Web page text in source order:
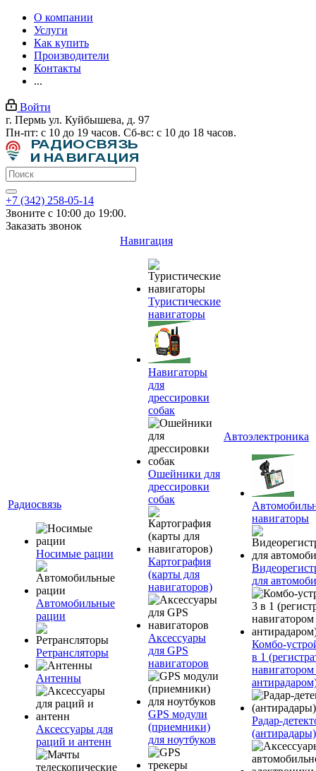
О компании
Услуги
Как купить
Производители
Контакты
...
Войти
г. Пермь ул. Куйбышева, д. 97
Пн-пт: с 10 до 19 часов. Сб-вс: с 10 до 18 часов.
+7 (342) 258-05-14
Звоните с 10:00 до 19:00.
Заказать звонок
Радиосвязь
Носимые рации
Автомобильные
рации
Ретрансляторы
Антенны
Аксессуары для
раций и антенн
Навигация
Туристические
навигаторы
Навигаторы
для
дрессировки
собак
Ошейники для
дрессировки
собак
Картография
(карты для
навигаторов)
Аксессуары
для GPS
навигаторов
GPS модули
(приемники)
для ноутбуков
Автоэлектроника
навигаторы
для
Комбо-
в 1
Радар-
(антирадары)